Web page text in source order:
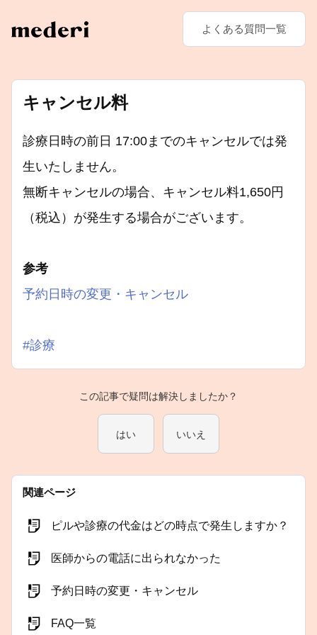
よくある質問一覧
キャンセル料
診療日時の前日 17:00までのキャンセルでは発
生いたしません。
無断キャンセルの場合、キャンセル料1,650円
（税込）が発生する場合がございます。
参考
予約日時の変更・キャンセル
#診療
この記事で疑問は解決しましたか？
はい いいえ
関連ページ
ピルや診療の代金はどの時点で発生しますか？
医師からの電話に出られなかった
予約日時の変更・キャンセル
FAQ一覧